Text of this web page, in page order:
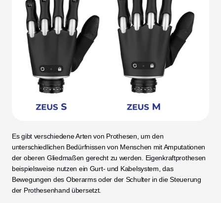
Es gibt verschiedene Arten von Prothesen, um den
unterschiedlichen Bedürfnissen von Menschen mit Amputationen
der oberen Gliedmaßen gerecht zu werden. Eigenkraftprothesen
beispielsweise nutzen ein Gurt- und Kabelsystem, das
Bewegungen des Oberarms oder der Schulter in die Steuerung
der Prothesenhand übersetzt.